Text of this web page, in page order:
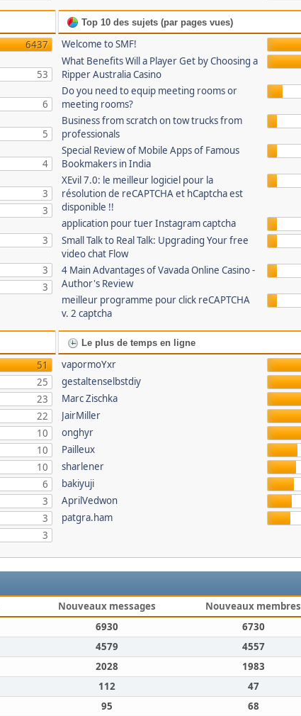
6437
53
6
5
4
3
3
3
3
3
Top 10 des sujets (par pages vues)
Welcome to SMF!
What Benefits Will a Player Get by Choosing a
Ripper Australia Casino
Do you need to equip meeting rooms or
meeting rooms?
Business from scratch on tow trucks from
professionals
Special Review of Mobile Apps of Famous
Bookmakers in India
XEvil 7.0: le meilleur logiciel pour la
résolution de reCAPTCHA et hCaptcha est
disponible !!
application pour tuer Instagram captcha
Small Talk to Real Talk: Upgrading Your free
video chat Flow
4 Main Advantages of Vavada Online Casino -
Author's Review
meilleur programme pour click reCAPTCHA
v. 2 captcha
51
25
23
22
10
10
10
6
3
3
3
Le plus de temps en ligne
vapormoYxr
gestaltenselbstdiy
Marc Zischka
JairMiller
onghyr
Pailleux
sharlener
bakiyuji
AprilVedwon
patgra.ham
Nouveaux messages Nouveaux membres
6930 6730
4579 4557
2028 1983
112 47
95 68